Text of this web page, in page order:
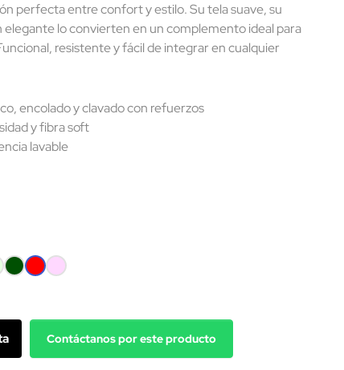
perfecta entre confort y estilo. Su tela suave, su
lo convierten en un complemento ideal para
resistente y fácil de integrar en cualquier
encolado y clavado con refuerzos
y fibra soft
lavable
VERDE
ROJOPALO
Contáctanos por este producto